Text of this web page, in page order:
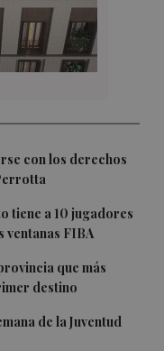
con los derechos
tiene a 10 jugadores
ventanas FIBA
que más
destino
de la Juventud